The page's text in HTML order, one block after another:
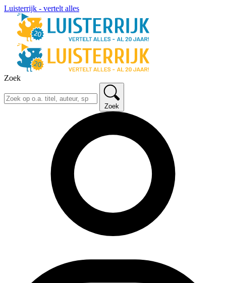
Luisterrijk - vertelt alles
Zoek
Zoek